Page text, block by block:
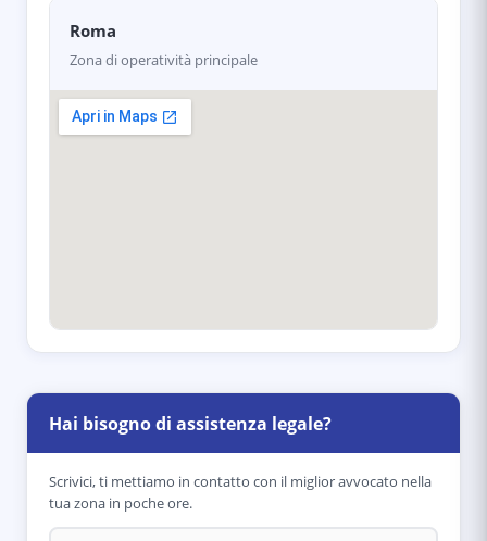
Roma
Zona di operatività principale
Hai bisogno di assistenza legale?
Scrivici, ti mettiamo in contatto con il miglior avvocato nella
tua zona in poche ore.